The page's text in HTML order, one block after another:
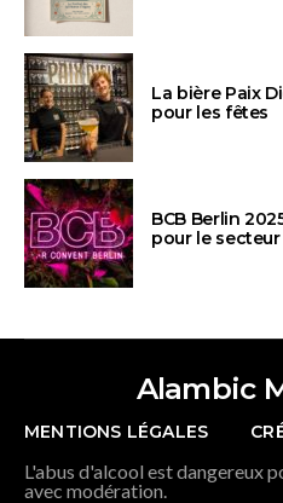
La bière Paix
pour les fêtes
BCB Berlin
pour le
Alambic
MENTIONS LÉGALES
L'abus d'alcool est dangereux
avec modération.